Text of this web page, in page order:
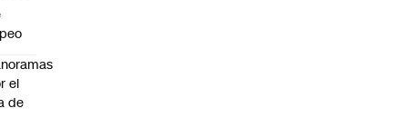
el
de